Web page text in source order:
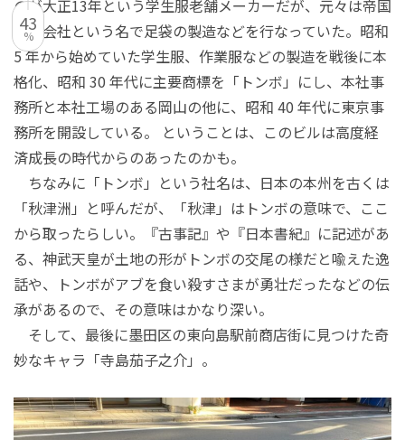
のが大正13年という学生服老舗メーカーだが、元々は帝国
足袋会社という名で足袋の製造などを行なっていた。昭和
5 年から始めていた学生服、作業服などの製造を戦後に本
格化、昭和 30 年代に主要商標を「トンボ」にし、本社事
務所と本社工場のある岡山の他に、昭和 40 年代に東京事
務所を開設している。 ということは、このビルは高度経
済成長の時代からのあったのかも。
ちなみに「トンボ」という社名は、日本の本州を古くは
「秋津洲」と呼んだが、「秋津」はトンボの意味で、ここ
から取ったらしい。『古事記』や『日本書紀』に記述があ
る、神武天皇が土地の形がトンボの交尾の様だと喩えた逸
話や、トンボがアブを食い殺すさまが勇壮だったなどの伝
承があるので、その意味はかなり深い。
そして、最後に墨田区の東向島駅前商店街に見つけた奇
妙なキャラ「寺島茄子之介」。
43
%